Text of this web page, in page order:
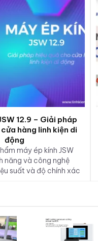
12.9 – Giải pháp
hàng linh kiện di
động
máy ép kính JSW
năng và công nghệ
suất và độ chính xác